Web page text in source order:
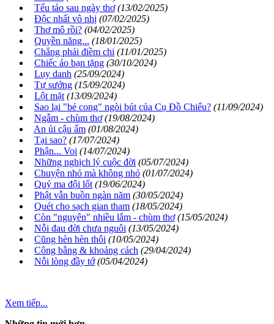
Tếu táo sau ngày thơ (13/02/2025)
Độc nhất vô nhị (07/02/2025)
Thơ mô rồi? (04/02/2025)
Quyền năng... (18/01/2025)
Chẳng phải điềm chi (11/01/2025)
Chiếc áo bạn tặng (30/10/2024)
Lụy danh (25/09/2024)
Tự sướng (15/09/2024)
Lột mặt (13/09/2024)
Sao lại "bẻ cong" ngòi bút của Cụ Đồ Chiểu? (11/09/2024)
Ngẫm - chùm thơ (19/08/2024)
An ủi cậu ấm (01/08/2024)
Tại sao? (17/07/2024)
Phận... Voi (14/07/2024)
Những nghịch lý cuộc đời (05/07/2024)
Chuyện nhỏ mà không nhỏ (01/07/2024)
Quỷ ma đội lốt (19/06/2024)
Phật vẫn buồn ngàn năm (30/05/2024)
Quét cho sạch gian tham (18/05/2024)
Còn "nguyên" nhiều lắm - chùm thơ (15/05/2024)
Nỗi đau đời chưa nguôi (13/05/2024)
Cũng hèn hèn thôi (10/05/2024)
Công bằng & khoảng cách (29/04/2024)
Nỗi lòng đầy tớ (05/04/2024)
Xem tiếp...